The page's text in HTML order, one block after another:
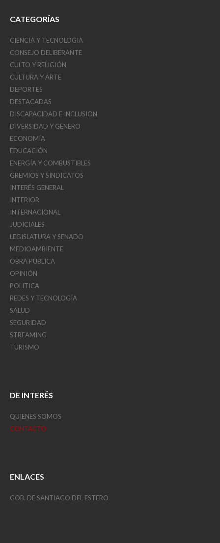
CATEGORÍAS
CIENCIA Y TECNOLOGIA
CONSEJO DELIBERANTE
CULTO Y RELIGIÓN
CULTURA Y ARTE
DEPORTES
DESTACADAS
DISCAPACIDAD E INCLUSION
DIVERSIDAD Y GÉNERO
ECONOMÍA
EDUCACIÓN
ENERGÍA Y COMBUSTIBLES
GREMIOS Y SINDICATOS
INTERÉS GENERAL
INTERIOR
INTERNACIONAL
JUDICIALES
LEGISLATURA Y SENADO
MEDIOAMBIENTE
OBRA PÚBLICA
OPINIÓN
POLITICA
REDES Y TECNOLOGÍA
SALUD
SEGURIDAD
STREAMING
TURISMO
DE INTERÉS
QUIENES SOMOS
CONTACTO
ENLACES
GOB. DE SANTIAGO DEL ESTERO